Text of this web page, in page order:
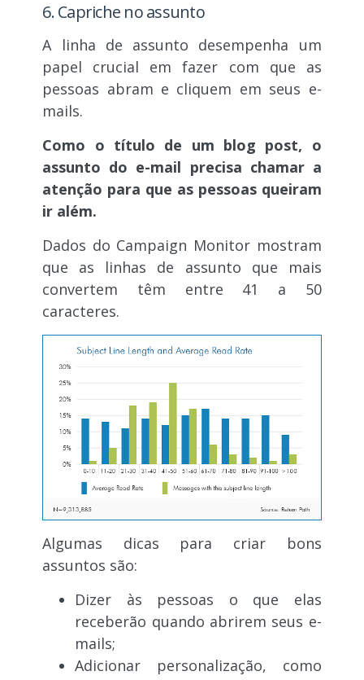
6. Capriche no assunto
A linha de assunto desempenha um
papel crucial em fazer com que as
pessoas abram e cliquem em seus e-
mails.
Como o título de um blog post, o
assunto do e-mail precisa chamar a
atenção para que as pessoas queiram
ir além.
Dados do Campaign Monitor mostram
que as linhas de assunto que mais
convertem têm entre 41 a 50
caracteres.
Algumas dicas para criar bons
assuntos são:
Dizer às pessoas o que elas
receberão quando abrirem seus e-
mails;
Adicionar personalização, como